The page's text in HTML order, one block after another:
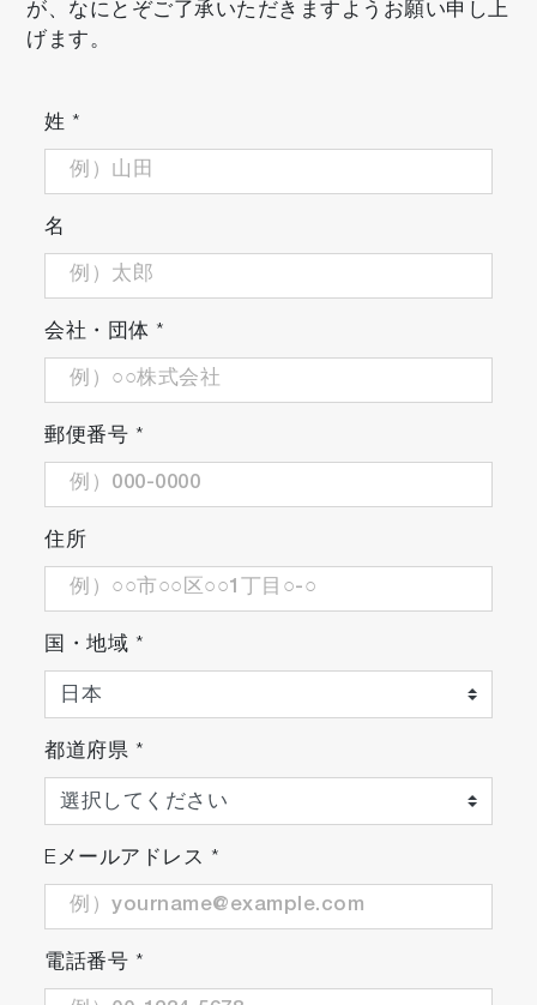
が、なにとぞご了承いただきますようお願い申し上
げます。
姓 *
名
会社・団体 *
郵便番号 *
住所
国・地域 *
都道府県 *
Eメールアドレス *
電話番号 *